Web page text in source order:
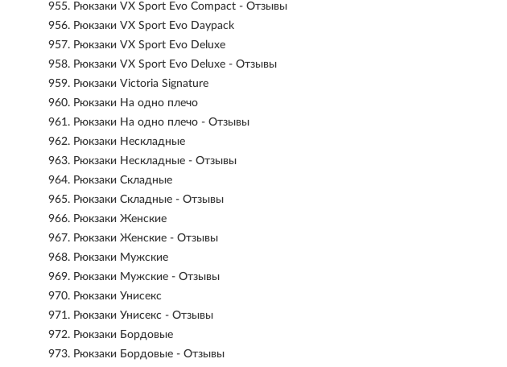
955. Рюкзаки VX Sport Evo Compact - Отзывы
956. Рюкзаки VX Sport Evo Daypack
957. Рюкзаки VX Sport Evo Deluxe
958. Рюкзаки VX Sport Evo Deluxe - Отзывы
959. Рюкзаки Victoria Signature
960. Рюкзаки На одно плечо
961. Рюкзаки На одно плечо - Отзывы
962. Рюкзаки Нескладные
963. Рюкзаки Нескладные - Отзывы
964. Рюкзаки Складные
965. Рюкзаки Складные - Отзывы
966. Рюкзаки Женские
967. Рюкзаки Женские - Отзывы
968. Рюкзаки Мужские
969. Рюкзаки Мужские - Отзывы
970. Рюкзаки Унисекс
971. Рюкзаки Унисекс - Отзывы
972. Рюкзаки Бордовые
973. Рюкзаки Бордовые - Отзывы